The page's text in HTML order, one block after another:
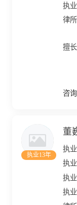
执业
律所
擅
咨
执业13年
董
执业
执
执业
执业